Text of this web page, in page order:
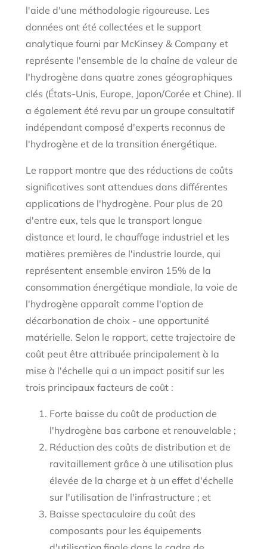
l'aide d'une méthodologie rigoureuse. Les
données ont été collectées et le support
analytique fourni par McKinsey & Company et
représente l'ensemble de la chaîne de valeur de
l'hydrogène dans quatre zones géographiques
clés (États-Unis, Europe, Japon/Corée et Chine). Il
a également été revu par un groupe consultatif
indépendant composé d'experts reconnus de
l'hydrogène et de la transition énergétique.
Le rapport montre que des réductions de coûts
significatives sont attendues dans différentes
applications de l'hydrogène. Pour plus de 20
d'entre eux, tels que le transport longue
distance et lourd, le chauffage industriel et les
matières premières de l'industrie lourde, qui
représentent ensemble environ 15% de la
consommation énergétique mondiale, la voie de
l'hydrogène apparaît comme l'option de
décarbonation de choix - une opportunité
matérielle. Selon le rapport, cette trajectoire de
coût peut être attribuée principalement à la
mise à l'échelle qui a un impact positif sur les
trois principaux facteurs de coût :
Forte baisse du coût de production de
l'hydrogène bas carbone et renouvelable ;
Réduction des coûts de distribution et de
ravitaillement grâce à une utilisation plus
élevée de la charge et à un effet d'échelle
sur l'utilisation de l'infrastructure ; et
Baisse spectaculaire du coût des
composants pour les équipements